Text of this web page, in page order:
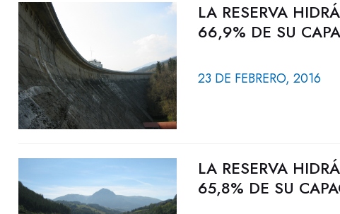
LA RESERVA
66,9% DE SU
23 DE FEBRERO, 2016
LA RESERVA
65,8% DE SU